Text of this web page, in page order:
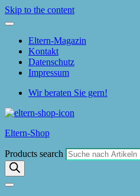
Skip to the content
Eltern-Magazin
Kontakt
Datenschutz
Impressum
Wir beraten Sie gern!
Eltern-Shop
Products search